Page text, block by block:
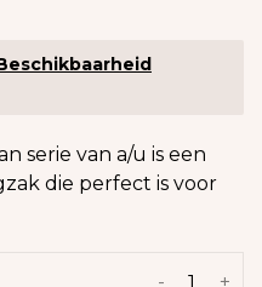
serie van a/u is een
die perfect is voor
+
-